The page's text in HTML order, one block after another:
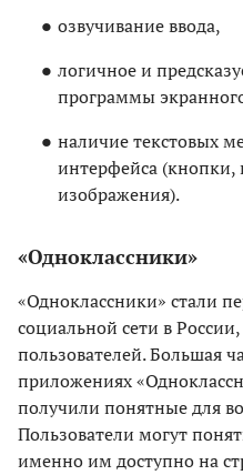
озвучивание ввода,
логичное и
программы
наличие текстовых
интерфейса (кнопки,
изображения).
«Одноклассники»
«Одноклассники» стали
социальной сети в
пользователей. Большая
приложениях
получили понятные для
Пользователи могут
именно им доступно на